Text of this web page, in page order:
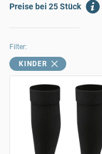
Preise bei 25 Stück
Filter:
KINDER